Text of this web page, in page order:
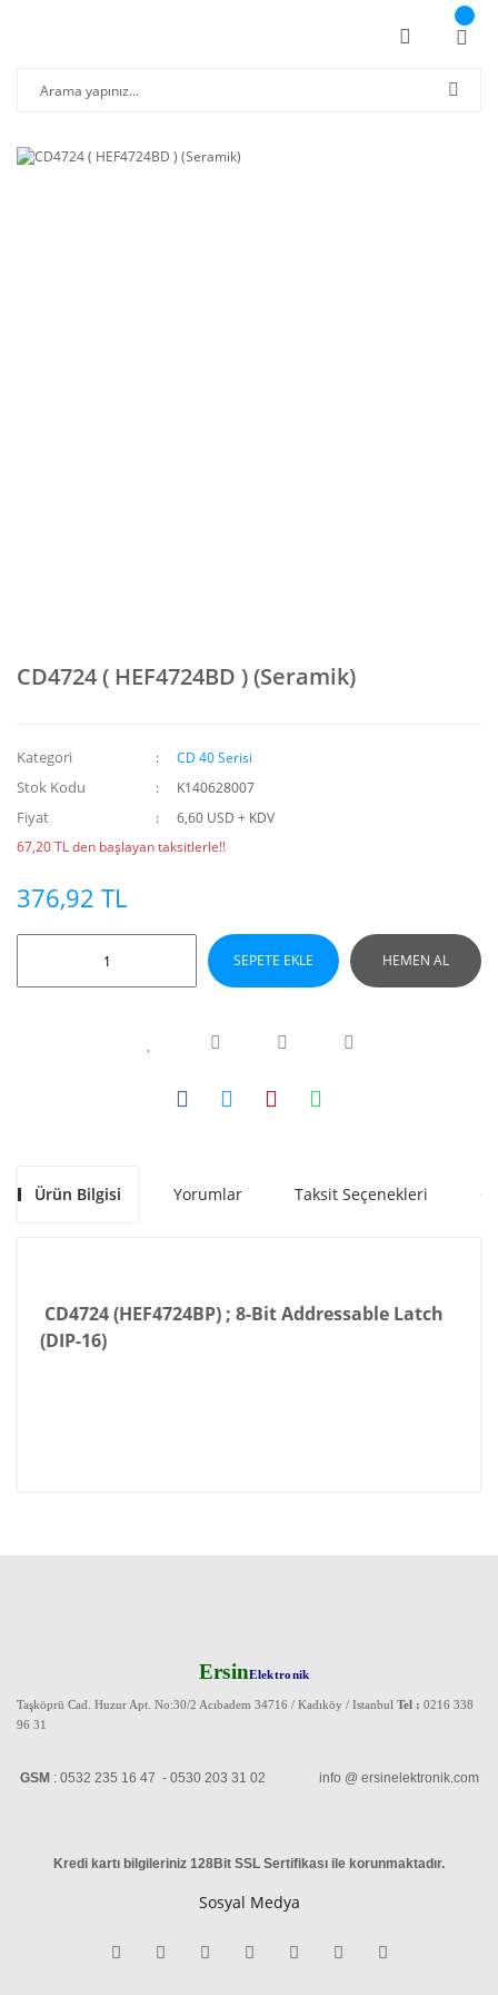
CD4724 ( HEF4724BD ) (Seramik)
Kategori CD 40 Serisi
Stok Kodu K140628007
Fiyat
6,60 USD + KDV
67,20 TL den başlayan taksitlerle!!
376,92 TL
SEPETE EKLE HEMEN AL
Ürün Bilgisi Yorumlar Taksit Seçenekleri
CD4724 (HEF4724BP) ; 8-Bit Addressable Latch
(DIP-16)
ErsinElektronik
Taşköprü Cad. Huzur Apt. No:30/2 Acıbadem 34716 / Kadıköy / Istanbul Tel : 0216 338
96 31
GSM : 0532 235 16 47 - 0530 203 31 02 info @ ersinelektronik.com
Kredi kartı bilgileriniz 128Bit SSL Sertifikası ile korunmaktadır.
Sosyal Medya